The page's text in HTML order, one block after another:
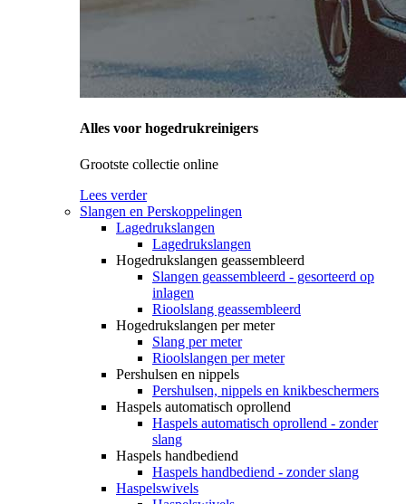
Alles voor hogedrukreinigers
Grootste collectie online
Lees verder
Slangen en Perskoppelingen
Lagedrukslangen
Lagedrukslangen
Hogedrukslangen geassembleerd
Slangen geassembleerd - gesorteerd op
inlagen
Rioolslang geassembleerd
Hogedrukslangen per meter
Slang per meter
Rioolslangen per meter
Pershulsen en nippels
Pershulsen, nippels en knikbeschermers
Haspels automatisch oprollend
Haspels automatisch oprollend - zonder
slang
Haspels handbediend
Haspels handbediend - zonder slang
Haspelswivels